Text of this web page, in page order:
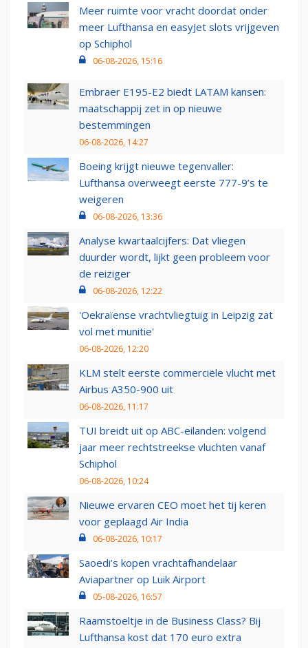
Meer ruimte voor vracht doordat onder
meer Lufthansa en easyJet slots vrijgeven
op Schiphol
06-08-2026, 15:16
Embraer E195-E2 biedt LATAM kansen:
maatschappij zet in op nieuwe
bestemmingen
06-08-2026, 14:27
Boeing krijgt nieuwe tegenvaller:
Lufthansa overweegt eerste 777-9’s te
weigeren
06-08-2026, 13:36
Analyse kwartaalcijfers: Dat vliegen
duurder wordt, lijkt geen probleem voor
de reiziger
06-08-2026, 12:22
'Oekraïense vrachtvliegtuig in Leipzig zat
vol met munitie'
06-08-2026, 12:20
KLM stelt eerste commerciële vlucht met
Airbus A350-900 uit
06-08-2026, 11:17
TUI breidt uit op ABC-eilanden: volgend
jaar meer rechtstreekse vluchten vanaf
Schiphol
06-08-2026, 10:24
Nieuwe ervaren CEO moet het tij keren
voor geplaagd Air India
06-08-2026, 10:17
Saoedi’s kopen vrachtafhandelaar
Aviapartner op Luik Airport
05-08-2026, 16:57
Raamstoeltje in de Business Class? Bij
Lufthansa kost dat 170 euro extra